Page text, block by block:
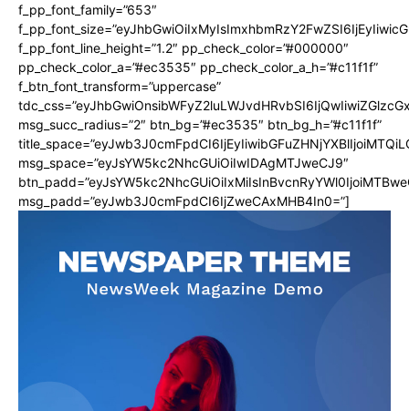
f_pp_font_family=”653″
f_pp_font_line_height=”1.2″ pp_check_color=”#000000″
pp_check_color_a=”#ec3535″ pp_check_color_a_h=”#c11f1f”
f_btn_font_transform=”uppercase”
msg_succ_radius=”2″ btn_bg=”#ec3535″ btn_bg_h=”#c11f1f”
msg_space=”eyJsYW5kc2NhcGUiOiIwIDAgMTJweCJ9″
msg_padd=”eyJwb3J0cmFpdCI6IjZweCAxMHB4In0=”]